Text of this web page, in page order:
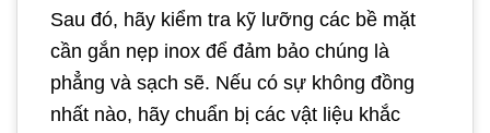
Sau đó, hãy kiểm tra kỹ lưỡng các bề mặt
cần gắn nẹp inox để đảm bảo chúng là
phẳng và sạch sẽ. Nếu có sự không đồng
nhất nào, hãy chuẩn bị các vật liệu khắc